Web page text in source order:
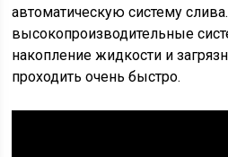
автоматическую систему
высокопроизводительные
накопление жидкости и
проходить очень быстро.